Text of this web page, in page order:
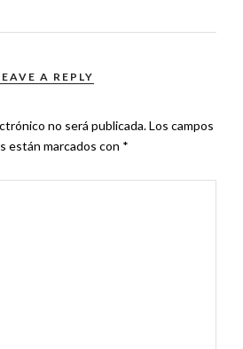
A REPLY
no será publicada.Los campos
están marcados con *